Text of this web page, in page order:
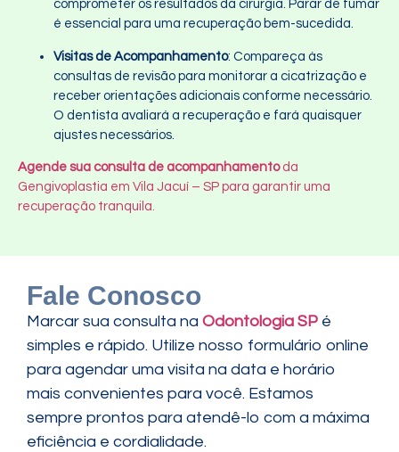
comprometer os resultados da cirurgia. Parar de fumar
é essencial para uma recuperação bem-sucedida.
Visitas de Acompanhamento: Compareça às
consultas de revisão para monitorar a cicatrização e
receber orientações adicionais conforme necessário.
O dentista avaliará a recuperação e fará quaisquer
ajustes necessários.
Agende sua consulta de acompanhamentoda
Gengivoplastia em Vila Jacuí – SP para garantir uma
recuperação tranquila.
Fale Conosco
Marcar sua consulta na Odontologia SP é
simples e rápido. Utilize nosso formulário online
para agendar uma visita na data e horário
mais convenientes para você. Estamos
sempre prontos para atendê-lo com a máxima
eficiência e cordialidade.